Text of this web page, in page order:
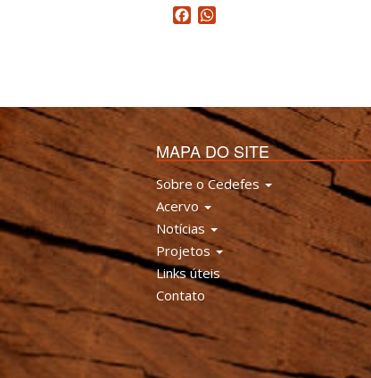
Facebook
MAPA DO SITE
Sobre o Cedefes
Acervo
Notícias
Projetos
Links úteis
Contato